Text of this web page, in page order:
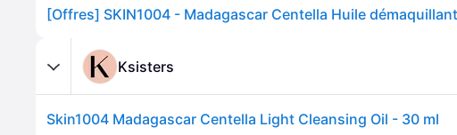
Ksisters
Skin1004 Madagascar Centella Light Cleansing Oil - 30 ml